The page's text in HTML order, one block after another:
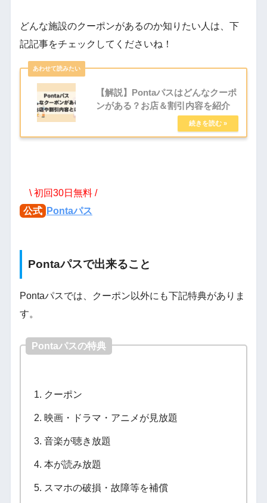
どんな施設のクーポンがあるのか知りたい人は、下
記記事をチェックしてくださいね！
【解説】Pontaパスはどんなクーポ
ンがある？お店＆割引内容を紹介
\ 初回30日無料 /
公式 Pontaパス
Pontaパスで出来ること
Pontaパスでは、クーポン以外にも下記特典がありま
す。
Pontaパスの特典
クーポン
映画・ドラマ・アニメが見放題
音楽が聴き放題
本が読み放題
スマホの破損・故障等を補償